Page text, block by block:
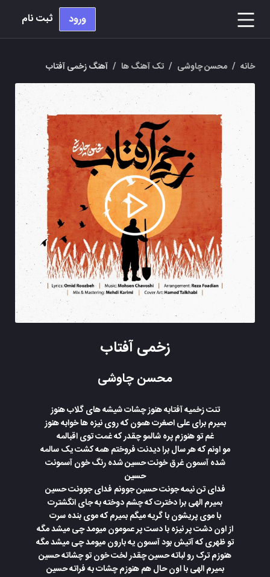
ورود ثبت نام
خانه / محسن چاوشی / تک آهنگ ها / آهنگ زخمی آفتاب
زخمی آفتاب
محسن چاوشی
تنت زخمیه آفتابه هنوز چشات شیشه های گلاب هنوز
بمیرم برای علی اصغرت همون که روی نیزه ها خوابه هنوز
غم تو هنوزم پره شالمو چقدر که غمت توی اقبالمه
مو اونم که هر سال برا دیدنت فروختم همه کشت یک سالمه
شده آسمون غرق خونت حسین شده رنگ خون آسمونت
حسین
فدای تن نیمه جونت حسین جوونم فدای جوونت حسین
بمیرم الهی برا دخترت که چشم دوخته به جای انگشترت
با موی پریشون با گریه میگم بمیرم که موی بنده سرت
از اون دشت پر نیزه با دست پر عمومون میومد چی میشد مگه
تو ظهری که آتیش بود آسمون یه بارون میومد چی میشد مگه
هنوزم ترک رو لباته حسین چقدر لخت خون تو چشاته حسین
بمیرم الهی با اون حال هم هنوزم چشات به فراته حسین